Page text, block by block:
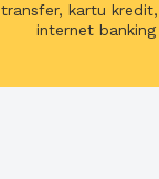
transfer, kartu
internet banking